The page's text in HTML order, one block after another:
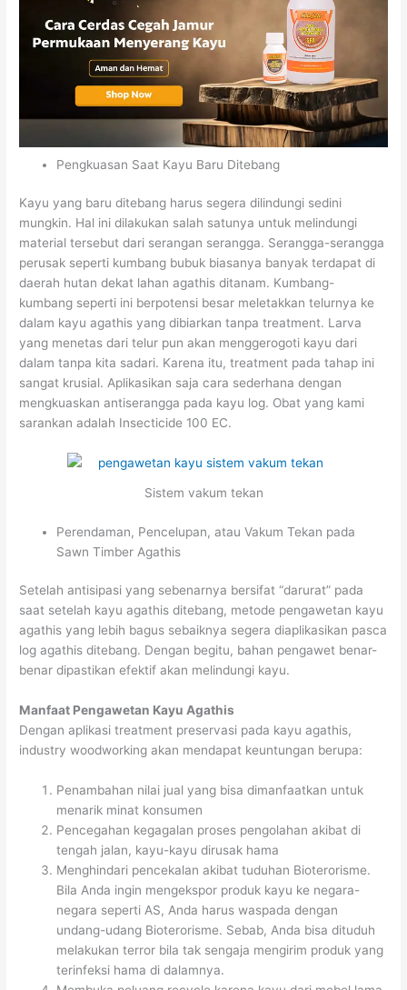
Pengkuasan Saat Kayu Baru Ditebang
Kayu yang baru ditebang harus segera dilindungi sedini
mungkin. Hal ini dilakukan salah satunya untuk melindungi
material tersebut dari serangan serangga. Serangga-serangga
perusak seperti kumbang bubuk biasanya banyak terdapat di
daerah hutan dekat lahan agathis ditanam. Kumbang-
kumbang seperti ini berpotensi besar meletakkan telurnya ke
dalam kayu agathis yang dibiarkan tanpa treatment. Larva
yang menetas dari telur pun akan menggerogoti kayu dari
dalam tanpa kita sadari. Karena itu, treatment pada tahap ini
sangat krusial. Aplikasikan saja cara sederhana dengan
mengkuaskan antiserangga pada kayu log. Obat yang kami
sarankan adalah Insecticide 100 EC.
Sistem vakum tekan
Perendaman, Pencelupan, atau Vakum Tekan pada
Sawn Timber Agathis
Setelah antisipasi yang sebenarnya bersifat “darurat” pada
saat setelah kayu agathis ditebang, metode pengawetan kayu
agathis yang lebih bagus sebaiknya segera diaplikasikan pasca
log agathis ditebang. Dengan begitu, bahan pengawet benar-
benar dipastikan efektif akan melindungi kayu.
Manfaat Pengawetan Kayu Agathis
Dengan aplikasi treatment preservasi pada kayu agathis,
industry woodworking akan mendapat keuntungan berupa:
Penambahan nilai jual yang bisa dimanfaatkan untuk
menarik minat konsumen
Pencegahan kegagalan proses pengolahan akibat di
tengah jalan, kayu-kayu dirusak hama
Menghindari pencekalan akibat tuduhan Bioterorisme.
Bila Anda ingin mengekspor produk kayu ke negara-
negara seperti AS, Anda harus waspada dengan
undang-udang Bioterorisme. Sebab, Anda bisa dituduh
melakukan terror bila tak sengaja mengirim produk yang
terinfeksi hama di dalamnya.